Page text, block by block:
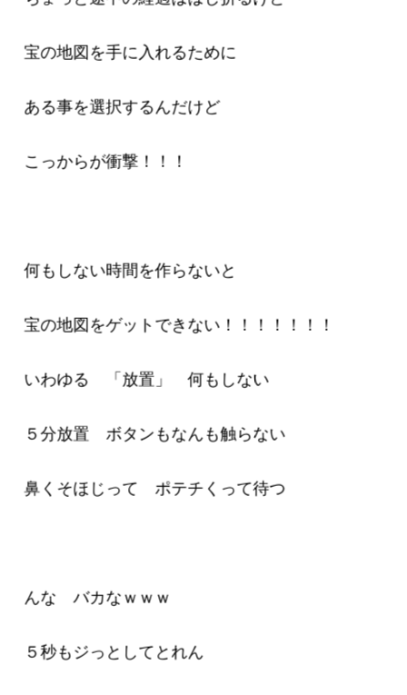
宝の地図を手に入れるために
ある事を選択するんだけど
こっからが衝撃！！！
何もしない時間を作らないと
宝の地図をゲットできない！！！！！！！
いわゆる 「放置」 何もしない
５分放置 ボタンもなんも触らない
鼻くそほじって ポテチくって待つ
んな バカなｗｗｗ
５秒もジっとしてとれん